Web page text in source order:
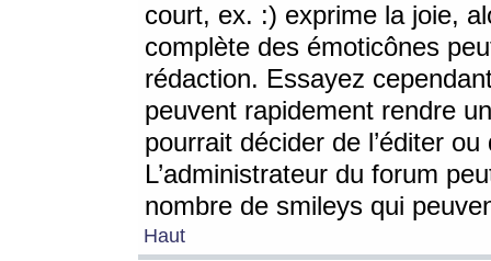
court, ex. :) exprime la joie,
complète des émoticônes
rédaction. Essayez
peuvent rapidement rendre
pourrait décider de l’éditer
L’administrateur du forum
nombre de smileys qui
Haut